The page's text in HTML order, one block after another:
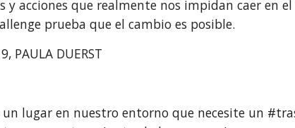
y acciones que realmente nos impidan caer en
prueba que el cambio es posible.
PAULA DUERST
un lugar en nuestro entorno que necesite un